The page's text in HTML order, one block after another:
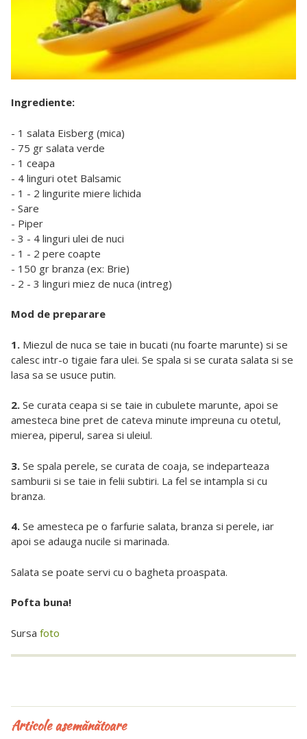
Ingrediente:
- 1 salata Eisberg (mica)
- 75 gr salata verde
- 1 ceapa
- 4 linguri otet Balsamic
- 1 - 2 lingurite miere lichida
- Sare
- Piper
- 3 - 4 linguri ulei de nuci
- 1 - 2 pere coapte
- 150 gr branza (ex: Brie)
- 2 - 3 linguri miez de nuca (intreg)
Mod de preparare
1. Miezul de nuca se taie in bucati (nu foarte marunte) si se
calesc intr-o tigaie fara ulei. Se spala si se curata salata si se
lasa sa se usuce putin.
2. Se curata ceapa si se taie in cubulete marunte, apoi se
amesteca bine pret de cateva minute impreuna cu otetul,
mierea, piperul, sarea si uleiul.
3. Se spala perele, se curata de coaja, se indeparteaza
samburii si se taie in felii subtiri. La fel se intampla si cu
branza.
4. Se amesteca pe o farfurie salata, branza si perele, iar
apoi se adauga nucile si marinada.
Salata se poate servi cu o bagheta proaspata.
Pofta buna!
Sursa foto
Articole asemănătoare